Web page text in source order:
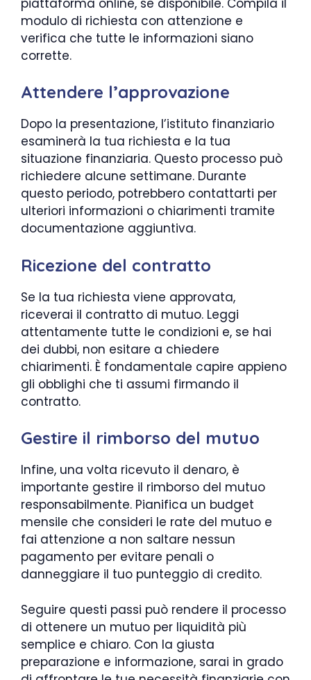
modulo di richiesta con attenzione e
verifica che tutte le informazioni siano
corrette.
Attendere l’approvazione
Dopo la presentazione, l’istituto finanziario
esaminerà la tua richiesta e la tua
situazione finanziaria. Questo processo può
richiedere alcune settimane. Durante
questo periodo, potrebbero contattarti per
ulteriori informazioni o chiarimenti tramite
documentazione aggiuntiva.
Ricezione del contratto
Se la tua richiesta viene approvata,
riceverai il contratto di mutuo. Leggi
attentamente tutte le condizioni e, se hai
dei dubbi, non esitare a chiedere
chiarimenti. È fondamentale capire appieno
gli obblighi che ti assumi firmando il
contratto.
Gestire il rimborso del mutuo
Infine, una volta ricevuto il denaro, è
importante gestire il rimborso del mutuo
responsabilmente. Pianifica un budget
mensile che consideri le rate del mutuo e
fai attenzione a non saltare nessun
pagamento per evitare penali o
danneggiare il tuo punteggio di credito.
Seguire questi passi può rendere il processo
di ottenere un mutuo per liquidità più
semplice e chiaro. Con la giusta
preparazione e informazione, sarai in grado